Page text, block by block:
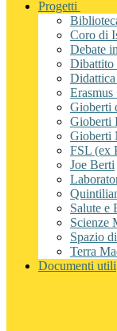
Progetti
Coro di
Debate
Dibattito
Erasmus
Gioberti
Gioberti
Gioberti
FSL (ex
Joe Berti
Salute e
Scienze
Spazio
Terra
Documenti utili